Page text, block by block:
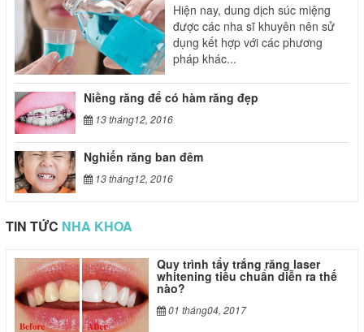
Hiện nay, dung dịch súc miệng
được các nha sĩ khuyên nên sử
dụng kết hợp với các phương
pháp khác...
Niềng răng để có hàm răng đẹp
13 tháng12, 2016
Nghiến răng ban đêm
13 tháng12, 2016
TIN TỨC NHA KHOA
Quy trình tẩy trắng răng laser
whitening tiêu chuẩn diễn ra thế
nào?
01 tháng04, 2017